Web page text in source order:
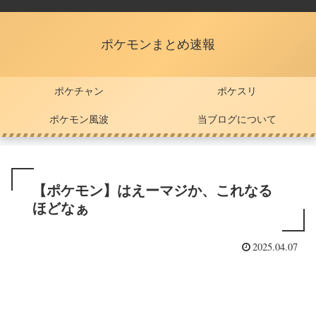
ポケモンまとめ速報
ポケチャン ポケスリ
ポケモン風波 当ブログについて
【ポケモン】はえーマジか、これなる
ほどなぁ
2025.04.07